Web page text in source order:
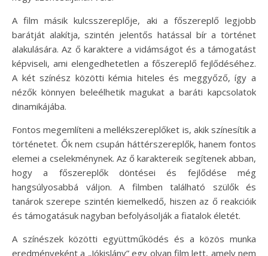
A film másik kulcsszereplője, aki a főszereplő legjobb
barátját alakítja, szintén jelentős hatással bír a történet
alakulására. Az ő karaktere a vidámságot és a támogatást
képviseli, ami elengedhetetlen a főszereplő fejlődéséhez.
A két színész közötti kémia hiteles és meggyőző, így a
nézők könnyen beleélhetik magukat a baráti kapcsolatok
dinamikájába.
Fontos megemlíteni a mellékszereplőket is, akik színesítik a
történetet. Ők nem csupán háttérszereplők, hanem fontos
elemei a cselekménynek. Az ő karaktereik segítenek abban,
hogy a főszereplők döntései és fejlődése még
hangsúlyosabbá váljon. A filmben található szülők és
tanárok szerepe szintén kiemelkedő, hiszen az ő reakcióik
és támogatásuk nagyban befolyásolják a fiatalok életét.
A színészek közötti együttműködés és a közös munka
eredményeként a „Jókislány” egy olyan film lett, amely nem